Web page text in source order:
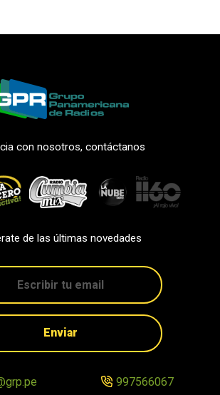
con nosotros, contáctanos
de las últimas novedades
Enviar
997566067